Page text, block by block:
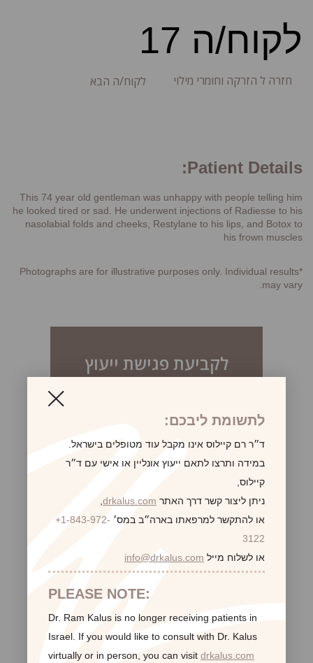
לקוח/ה 17
חזרה ל הזרקה וחומרי מילוי לקוח/ה הבא
Patient Details:
This 74 year old gentleman was unhappy with people telling him
he looked tired or sad. He underwent injections of Radiesse to his
nasolabial folds and cheeks, Restylane to his lips, and Botox to
his frown muscles
*Photographs are for illustrative purposes only. Individual results
may vary.
לקביעת פגישת ייעוץ
לתשומת ליבכם:
ד״ר רם קיילוס אינו מקבל עוד מטופלים בישראל.
במידה ותרצו לתאם ייעוץ אונליין או אישי עם ד״ר
קיילוס,
ניתן ליצור קשר דרך האתר drkalus.com
או להתקשר למרפאתו בארה״ב במס׳ +1-843-972-
3122
או לשלוח מייל info@drkalus.com
PLEASE NOTE:
Dr. Ram Kalus is no longer receiving patients in
Israel. If you would like to consult with Dr. Kalus
virtually or in person, you can visit drkalus.com